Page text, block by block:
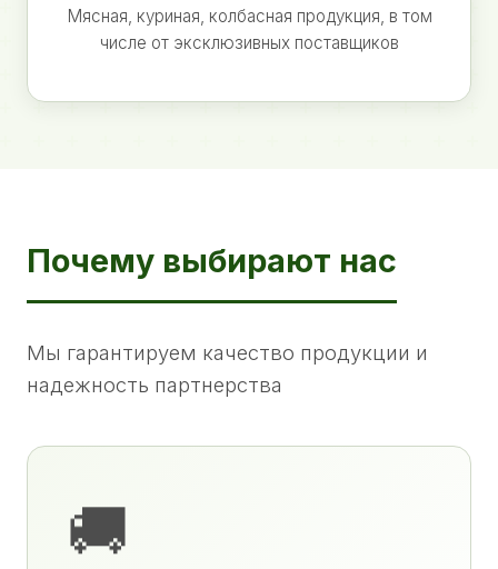
Мясная, куриная, колбасная продукция, в том
числе от эксклюзивных поставщиков
Почему выбирают нас
Мы гарантируем качество продукции и
надежность партнерства
🚚